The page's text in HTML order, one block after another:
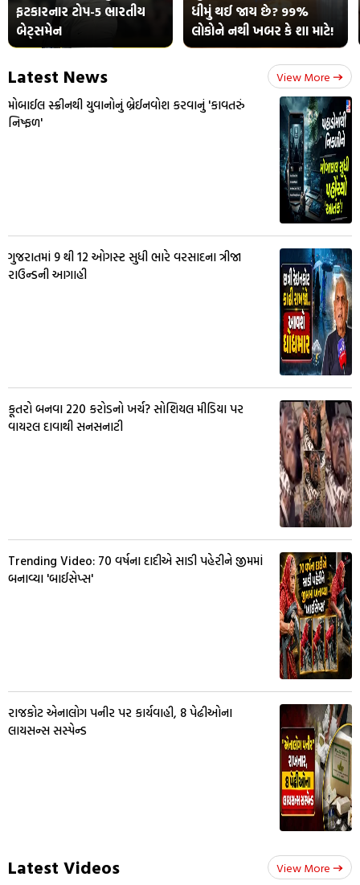
ફટકારનાર ટોપ-5 ભારતીય
બેટ્સમેન
ધીમું થઈ જાય છે? 99%
લોકોને નથી ખબર કે શા માટે!
Latest News View More
મોબાઈલ સ્ક્રીનથી યુવાનોનું બ્રેઈનવોશ કરવાનું 'કાવતરું
નિષ્ફળ'
ગુજરાતમાં 9 થી 12 ઓગસ્ટ સુધી ભારે વરસાદના ત્રીજા
રાઉન્ડની આગાહી
કૂતરો બનવા 220 કરોડનો ખર્ચ? સોશિયલ મીડિયા પર
વાયરલ દાવાથી સનસનાટી
Trending Video: 70 વર્ષના દાદીએ સાડી પહેરીને જીમમાં
બનાવ્યા 'બાઈસેપ્સ'
રાજકોટ એનાલોગ પનીર પર કાર્યવાહી, 8 પેઢીઓના
લાયસન્સ સસ્પેન્ડ
Latest Videos View More